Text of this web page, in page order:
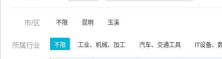
市/区 不限 昆明 玉溪
所属行业 不限 工业、机械、加工 汽车、交通工具 IT设备、